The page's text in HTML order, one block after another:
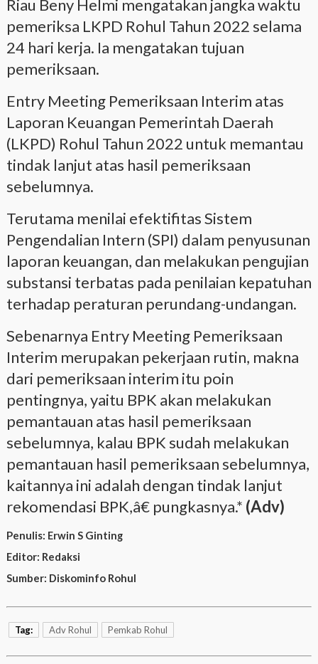
Riau Beny Helmi mengatakan jangka waktu
pemeriksa LKPD Rohul Tahun 2022 selama
24 hari kerja. Ia mengatakan tujuan
pemeriksaan.
Entry Meeting Pemeriksaan Interim atas
Laporan Keuangan Pemerintah Daerah
(LKPD) Rohul Tahun 2022 untuk memantau
tindak lanjut atas hasil pemeriksaan
sebelumnya.
Terutama menilai efektifitas Sistem
Pengendalian Intern (SPI) dalam penyusunan
laporan keuangan, dan melakukan pengujian
substansi terbatas pada penilaian kepatuhan
terhadap peraturan perundang-undangan.
Sebenarnya Entry Meeting Pemeriksaan
Interim merupakan pekerjaan rutin, makna
dari pemeriksaan interim itu poin
pentingnya, yaitu BPK akan melakukan
pemantauan atas hasil pemeriksaan
sebelumnya, kalau BPK sudah melakukan
pemantauan hasil pemeriksaan sebelumnya,
kaitannya ini adalah dengan tindak lanjut
rekomendasi BPK,â€ pungkasnya.* (Adv)
Penulis: Erwin S Ginting
Editor: Redaksi
Sumber: Diskominfo Rohul
Tag: Adv Rohul Pemkab Rohul